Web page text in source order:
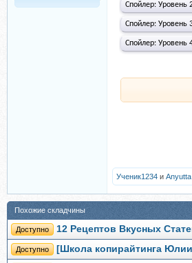
Спойлер: Уровень
Спойлер: Уровень
Спойлер: Уровень
Ученик1234 и Anyutta
Похожие складчины
Доступно 12 Рецептов Вкусных
Доступно [Школа копирайтинга